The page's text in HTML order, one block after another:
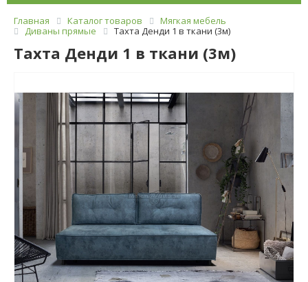
Главная Каталог товаров
Мягкая мебель
Диваны прямые
Тахта Денди 1 в ткани (3м)
Тахта Денди 1 в ткани (3м)